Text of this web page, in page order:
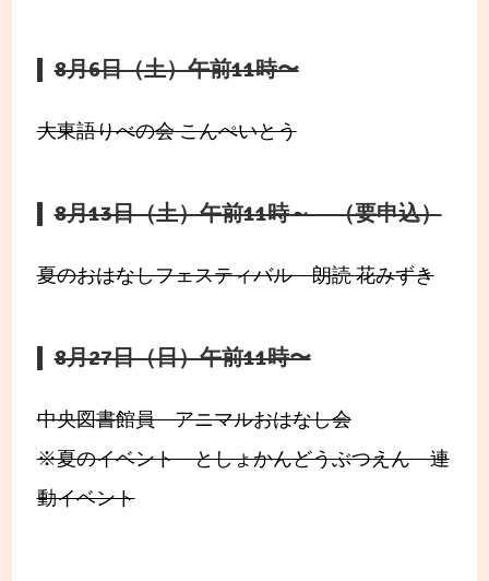
8月6日（土）午前11時〜
大東語りべの会 こんぺいとう
8月13日（土）午前11時～ （要申込）
夏のおはなしフェスティバル 朗読 花みずき
8月27日（日）午前11時〜
中央図書館員 アニマルおはなし会
※夏のイベント としょかんどうぶつえん 連
動イベント